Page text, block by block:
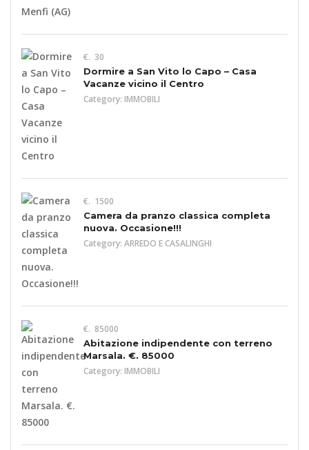
€. 30
Dormire a San Vito lo Capo – Casa
Vacanze vicino il Centro
Category: IMMOBILI
€. 1500
Camera da pranzo classica completa
nuova. Occasione!!!
Category: ARREDO E CASALINGHI
€. 85000
Abitazione indipendente con terreno
Marsala. €. 85000
Category: IMMOBILI